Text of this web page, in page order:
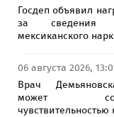
Госдеп объявил
за
мексиканского
06 августа 2026,
Врач
может
чувствительностью